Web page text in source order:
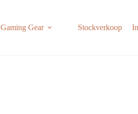
Gaming Gear Stockverkoop